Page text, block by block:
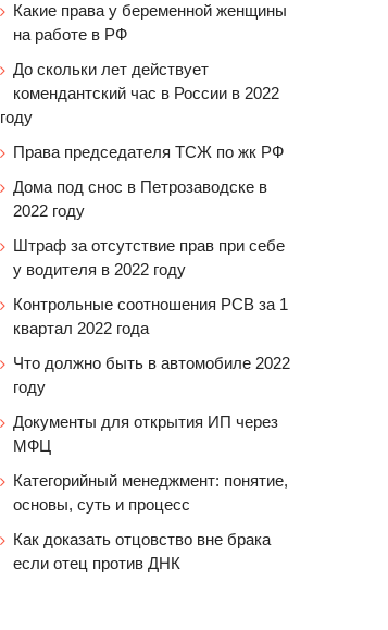
Какие права у беременной женщины
на работе в РФ
До скольки лет действует
комендантский час в России в 2022
году
Права председателя ТСЖ по жк РФ
Дома под снос в Петрозаводске в
2022 году
Штраф за отсутствие прав при себе
у водителя в 2022 году
Контрольные соотношения РСВ за 1
квартал 2022 года
Что должно быть в автомобиле 2022
году
Документы для открытия ИП через
МФЦ
Категорийный менеджмент: понятие,
основы, суть и процесс
Как доказать отцовство вне брака
если отец против ДНК